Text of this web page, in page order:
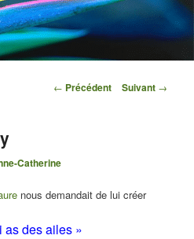
Navigation des articles
← Précédent Suivant →
Catherine
nous demandait de lui créer
as des ailes »